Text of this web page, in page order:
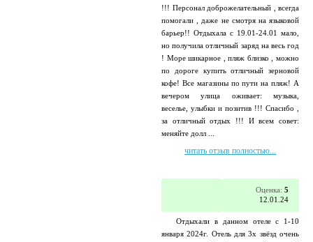
!!! Персонал доброжелательный , всегда
помогали , даже не смотря на языковой
барьер!! Отдыхала с 19.01-24.01 мало,
но получила отличный заряд на весь год
! Море шикарное , пляж близко , можно
по дороге купить отличный зерновой
кофе! Все магазины по пути на пляж! А
вечером улица оживает: музыка,
веселье, улыбки и позитив !!! Спасибо ,
за отличный отдых !!! И всем совет:
меняйте долл ...
читать отзыв полностью...
Оценка: 5
12.01.24
Отдыхали в данном отеле с 1-10
января 2024г. Отель для 3х звёзд очень